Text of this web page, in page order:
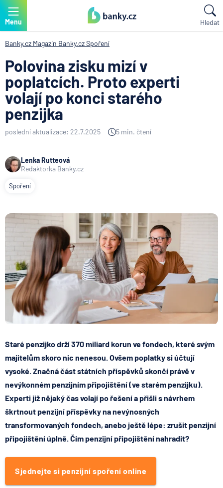
Menu Hledat
Banky.cz Magazín Banky.czSpoření
Polovina zisku mizí v
poplatcích. Proto experti
volají po konci starého
penzijka
poslední aktualizace: 22.7.2025 5 min. čtení
Lenka Rutteová
Redaktorka Banky.cz
Spoření
Staré penzijko drží 370 miliard korun ve fondech, které svým
majitelům skoro nic nenesou. Ovšem poplatky si účtují
vysoké. Značná část státních příspěvků skončí právě v
nevýkonném penzijním připojištění (ve starém penzijku).
Experti již nějaký čas volají po řešení a přišli s návrhem
škrtnout penzijní příspěvky na nevýnosných
transformovaných fondech, anebo ještě lépe: zrušit penzijní
připojištění úplně. Čím penzijní připojištění nahradit?
Sjednejte si penzijní spoření online